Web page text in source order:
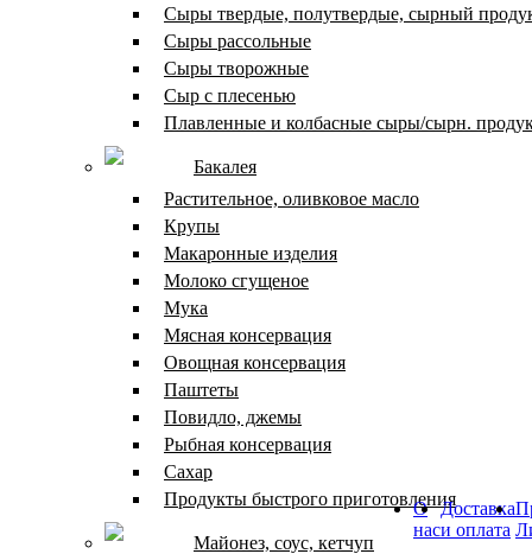
Сыры твердые, полутвердые, сырный
Сыры рассольные
Сыры творожные
Сыр с плесенью
Плавленные и колбасные сыры/сырн.
Бакалея
Растительное, оливковое масло
Крупы
Макаронные изделия
Молоко сгущеное
Мука
Мясная консервация
Овощная консервация
Паштеты
Повидло, джемы
Рыбная консервация
Сахар
Продукты быстрого приготовления
Майонез, соус, кетчуп
О
нас
Доставка
и оплата